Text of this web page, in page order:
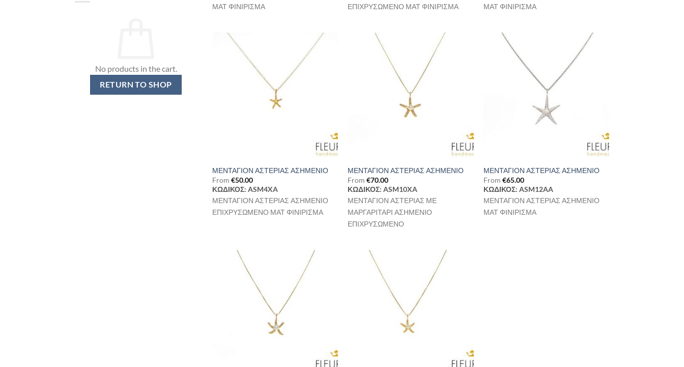
No products in the cart.
RETURN TO SHOP
ΜΑΤ ΦΙΝΙΡΙΣΜΑ
ΕΠΙΧΡΥΣΩΜΕΝΟ ΜΑΤ ΦΙΝΙΡΙΣΜΑ
ΜΑΤ ΦΙΝΙΡΙΣΜΑ
Προσθήκη
ΜΕΝΤΑΓΙΟΝ ΑΣΤΕΡΙΑΣ ΑΣΗΜΕΝΙΟ
From €50.00
ΚΩΔΙΚΟΣ: ASM4XA
ΜΕΝΤΑΓΙΟΝ ΑΣΤΕΡΙΑΣ ΑΣΗΜΕΝΙΟ
ΕΠΙΧΡΥΣΩΜΕΝΟ ΜΑΤ ΦΙΝΙΡΙΣΜΑ
ΜΕΝΤΑΓΙΟΝ ΑΣΤΕΡΙΑΣ ΑΣΗΜΕΝΙΟ
From€70.00
ΚΩΔΙΚΟΣ: ASM10XA
ΜΕΝΤΑΓΙΟΝ ΑΣΤΕΡΙΑΣ ΜΕ
ΜΑΡΓΑΡΙΤΑΡΙ ΑΣΗΜΕΝΙΟ
ΕΠΙΧΡΥΣΩΜΕΝΟ
Προσθήκη
ΜΕΝΤΑΓΙΟΝ ΑΣΤΕΡΙΑΣ ΑΣΗΜΕΝΙΟ
From€65.00
ΚΩΔΙΚΟΣ: ASM12AA
ΜΕΝΤΑΓΙΟΝ ΑΣΤΕΡΙΑΣ ΑΣΗΜΕΝΙΟ
ΜΑΤ ΦΙΝΙΡΙΣΜΑ
Προσθήκη